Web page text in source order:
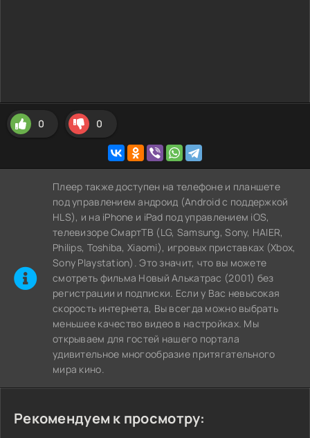
0 0
Плеер также доступен на телефоне и планшете
под управлением андроид (Android с поддержкой
HLS), и на iPhone и iPad под управлением iOS,
телевизоре СмартТВ (LG, Samsung, Sony, HAIER,
Philips, Toshiba, Xiaomi), игровых приставках (Xbox,
Sony Playstation). Это значит, что вы можете
cмотреть фильма Новый Алькатрас (2001) без
регистрации и подписки. Если у Вас невысокая
скорость интернета, Вы всегда можно выбрать
меньшее качество видео в настройках. Мы
открываем для гостей нашего портала
удивительное многообразие притягательного
мира кино.
Рекомендуем к просмотру: